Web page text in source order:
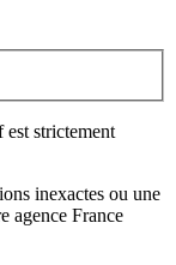
est strictement
inexactes ou une
agence France